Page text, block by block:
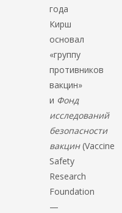
года
Кирш
основал
«группу
противников
вакцин»
и Фонд
исследований
безопасности
вакцин(Vaccine
Safety
Research
Foundation
—